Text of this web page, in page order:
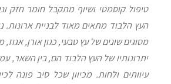
טיפול קוסמטי ושיוף מתקבל חומר חזק
העץ הלבוד מתאים מאוד לבניית ארונות.
מסוגים שונים של עץ טבעי, כגון אורן, אגוז,
יתרונותיו של העץ הלבוד הם, בין השאר,
עיוותים ולחות. מכיוון שכל סיב פונה